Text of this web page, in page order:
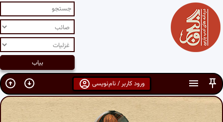
ورود کاربر / نام‌نویسی